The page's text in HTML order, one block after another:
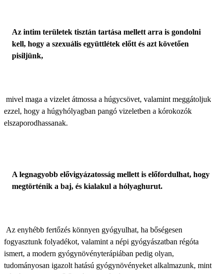
Az intim területek tisztán tartása mellett arra is gondolni
kell, hogy a szexuális együttlétek előtt és azt követően
pisiljünk,
mivel maga a vizelet átmossa a húgycsövet, valamint meggátoljuk
ezzel, hogy a húgyhólyagban pangó vizeletben a kórokozók
elszaporodhassanak.
A legnagyobb elővigyázatosság mellett is előfordulhat, hogy
megtörténik a baj, és kialakul a hólyaghurut.
Az enyhébb fertőzés könnyen gyógyulhat, ha bőségesen
fogyasztunk folyadékot, valamint a népi gyógyászatban régóta
ismert, a modern gyógynövényterápiában pedig olyan,
tudományosan igazolt hatású gyógynövényeket alkalmazunk, mint